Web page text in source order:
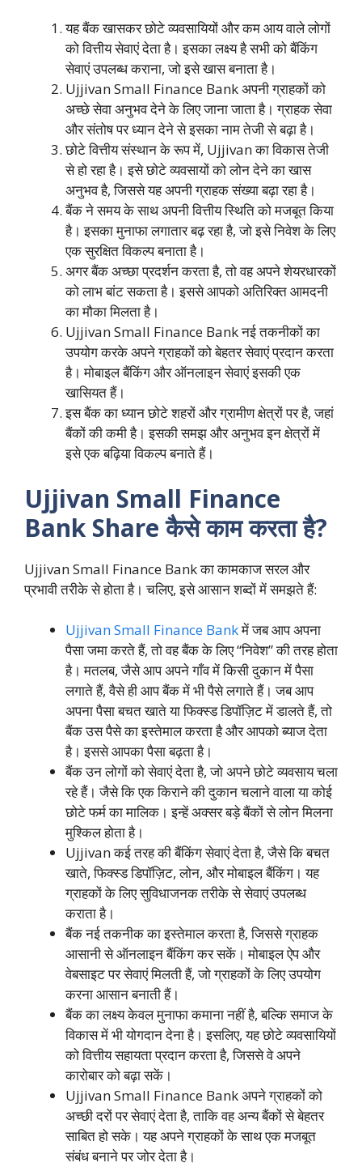
यह बैंक खासकर छोटे व्यवसायियों और कम आय वाले लोगों
को वित्तीय सेवाएं देता है। इसका लक्ष्य है सभी को बैंकिंग
सेवाएं उपलब्ध कराना, जो इसे खास बनाता है।
Ujjivan Small Finance Bank अपनी ग्राहकों को
अच्छे सेवा अनुभव देने के लिए जाना जाता है। ग्राहक सेवा
और संतोष पर ध्यान देने से इसका नाम तेजी से बढ़ा है।
छोटे वित्तीय संस्थान के रूप में, Ujjivan का विकास तेजी
से हो रहा है। इसे छोटे व्यवसायों को लोन देने का खास
अनुभव है, जिससे यह अपनी ग्राहक संख्या बढ़ा रहा है।
बैंक ने समय के साथ अपनी वित्तीय स्थिति को मजबूत किया
है। इसका मुनाफा लगातार बढ़ रहा है, जो इसे निवेश के लिए
एक सुरक्षित विकल्प बनाता है।
अगर बैंक अच्छा प्रदर्शन करता है, तो वह अपने शेयरधारकों
को लाभ बांट सकता है। इससे आपको अतिरिक्त आमदनी
का मौका मिलता है।
Ujjivan Small Finance Bank नई तकनीकों का
उपयोग करके अपने ग्राहकों को बेहतर सेवाएं प्रदान करता
है। मोबाइल बैंकिंग और ऑनलाइन सेवाएं इसकी एक
खासियत हैं।
इस बैंक का ध्यान छोटे शहरों और ग्रामीण क्षेत्रों पर है, जहां
बैंकों की कमी है। इसकी समझ और अनुभव इन क्षेत्रों में
इसे एक बढ़िया विकल्प बनाते हैं।
Ujjivan Small Finance
Bank Share कैसे काम करता है?
Ujjivan Small Finance Bank का कामकाज सरल और
प्रभावी तरीके से होता है। चलिए, इसे आसान शब्दों में समझते हैं:
Ujjivan Small Finance Bankमें जब आप अपना
पैसा जमा करते हैं, तो वह बैंक के लिए “निवेश” की तरह होता
है। मतलब, जैसे आप अपने गाँव में किसी दुकान में पैसा
लगाते हैं, वैसे ही आप बैंक में भी पैसे लगाते हैं। जब आप
अपना पैसा बचत खाते या फिक्स्ड डिपॉज़िट में डालते हैं, तो
बैंक उस पैसे का इस्तेमाल करता है और आपको ब्याज देता
है। इससे आपका पैसा बढ़ता है।
बैंक उन लोगों को सेवाएं देता है, जो अपने छोटे व्यवसाय चला
रहे हैं। जैसे कि एक किराने की दुकान चलाने वाला या कोई
छोटे फर्म का मालिक। इन्हें अक्सर बड़े बैंकों से लोन मिलना
मुश्किल होता है।
Ujjivan कई तरह की बैंकिंग सेवाएं देता है, जैसे कि बचत
खाते, फिक्स्ड डिपॉज़िट, लोन, और मोबाइल बैंकिंग। यह
ग्राहकों के लिए सुविधाजनक तरीके से सेवाएं उपलब्ध
कराता है।
बैंक नई तकनीक का इस्तेमाल करता है, जिससे ग्राहक
आसानी से ऑनलाइन बैंकिंग कर सकें। मोबाइल ऐप और
वेबसाइट पर सेवाएं मिलती हैं, जो ग्राहकों के लिए उपयोग
करना आसान बनाती हैं।
बैंक का लक्ष्य केवल मुनाफा कमाना नहीं है, बल्कि समाज के
विकास में भी योगदान देना है। इसलिए, यह छोटे व्यवसायियों
को वित्तीय सहायता प्रदान करता है, जिससे वे अपने
कारोबार को बढ़ा सकें।
Ujjivan Small Finance Bank अपने ग्राहकों को
अच्छी दरों पर सेवाएं देता है, ताकि वह अन्य बैंकों से बेहतर
साबित हो सके। यह अपने ग्राहकों के साथ एक मजबूत
संबंध बनाने पर जोर देता है।